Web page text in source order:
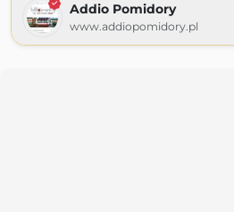
Addio Pomidory
www.addiopomidory.pl